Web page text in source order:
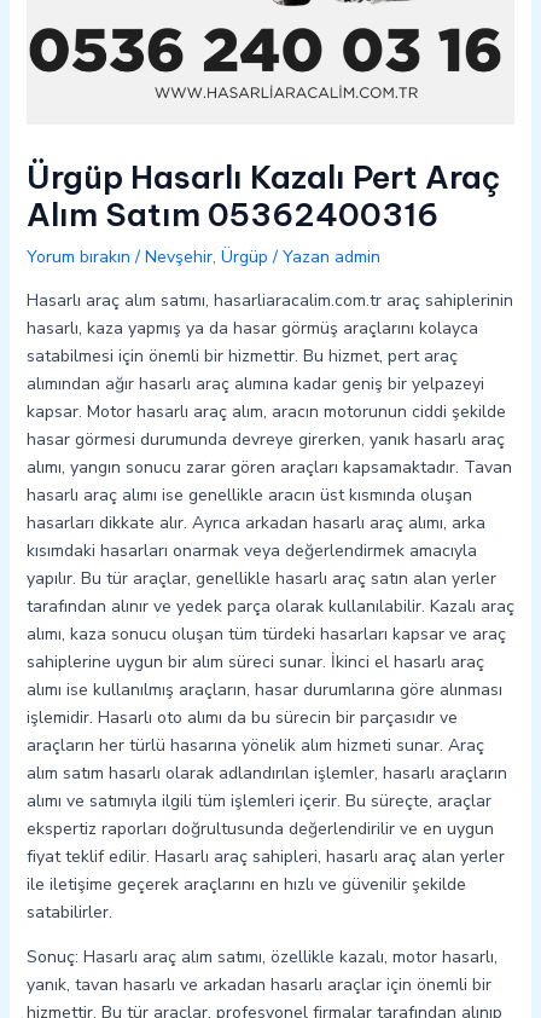
Ürgüp Hasarlı Kazalı Pert Araç
Alım Satım 05362400316
Yorum bırakın / Nevşehir, Ürgüp / Yazan admin
Hasarlı araç alım satımı, hasarliaracalim.com.tr araç sahiplerinin
hasarlı, kaza yapmış ya da hasar görmüş araçlarını kolayca
satabilmesi için önemli bir hizmettir. Bu hizmet, pert araç
alımından ağır hasarlı araç alımına kadar geniş bir yelpazeyi
kapsar. Motor hasarlı araç alım, aracın motorunun ciddi şekilde
hasar görmesi durumunda devreye girerken, yanık hasarlı araç
alımı, yangın sonucu zarar gören araçları kapsamaktadır. Tavan
hasarlı araç alımı ise genellikle aracın üst kısmında oluşan
hasarları dikkate alır. Ayrıca arkadan hasarlı araç alımı, arka
kısımdaki hasarları onarmak veya değerlendirmek amacıyla
yapılır. Bu tür araçlar, genellikle hasarlı araç satın alan yerler
tarafından alınır ve yedek parça olarak kullanılabilir. Kazalı araç
alımı, kaza sonucu oluşan tüm türdeki hasarları kapsar ve araç
sahiplerine uygun bir alım süreci sunar. İkinci el hasarlı araç
alımı ise kullanılmış araçların, hasar durumlarına göre alınması
işlemidir. Hasarlı oto alımı da bu sürecin bir parçasıdır ve
araçların her türlü hasarına yönelik alım hizmeti sunar. Araç
alım satım hasarlı olarak adlandırılan işlemler, hasarlı araçların
alımı ve satımıyla ilgili tüm işlemleri içerir. Bu süreçte, araçlar
ekspertiz raporları doğrultusunda değerlendirilir ve en uygun
fiyat teklif edilir. Hasarlı araç sahipleri, hasarlı araç alan yerler
ile iletişime geçerek araçlarını en hızlı ve güvenilir şekilde
satabilirler.
Sonuç: Hasarlı araç alım satımı, özellikle kazalı, motor hasarlı,
yanık, tavan hasarlı ve arkadan hasarlı araçlar için önemli bir
hizmettir. Bu tür araçlar, profesyonel firmalar tarafından alınıp